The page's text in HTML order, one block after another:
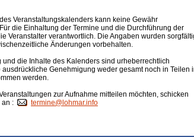
Veranstaltungskalenders kann keine Gewähr
die Einhaltung der Termine und die Durchführung der
Veranstalter verantwortlich. Die Angaben wurden
Änderungen vorbehalten.
und die Inhalte des Kalenders sind urheberrechtlich
ausdrückliche Genehmigung weder gesamt noch in Teilen
werden.
zur Aufnahme mitteilen möchten, schicken
an :
termine@lohmar.info